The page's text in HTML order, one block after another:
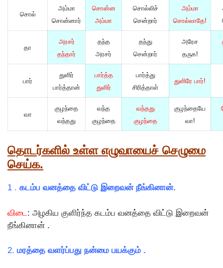
சொல்
அம்மா
சொன்னார்
சொன்ன
அம்மா
சொல்லிச்
சென்றார்
அம்மா
சொல்லாதே!
தா
அரசர்
தந்தார்
தந்த
அரசர்
தந்து
சென்றார்
அரேச
தருக!
பார்
துளிர்
பார்த்தான்
பார்த்த
துளிர்
பார்த்து
சிரித்தாள்
துளிரே பார்!
வா
குழந்தை
வந்தது
வந்த
குழந்தை
வந்தது
குழந்தை
குழந்தையே
வா!
தொடர்களில் உள்ள எழுவாயைச் செழுமை
செய்க.
1 . கடம்ப வனத்தை விட்டு இறைவன் நீங்கினான்.
விடை: அழகிய குளிர்ந்த கடம்ப வனத்தை விட்டு இறைவன்
நீங்கினான் .
2. மரத்தை வளர்ப்பது நன்மை பயக்கும் .